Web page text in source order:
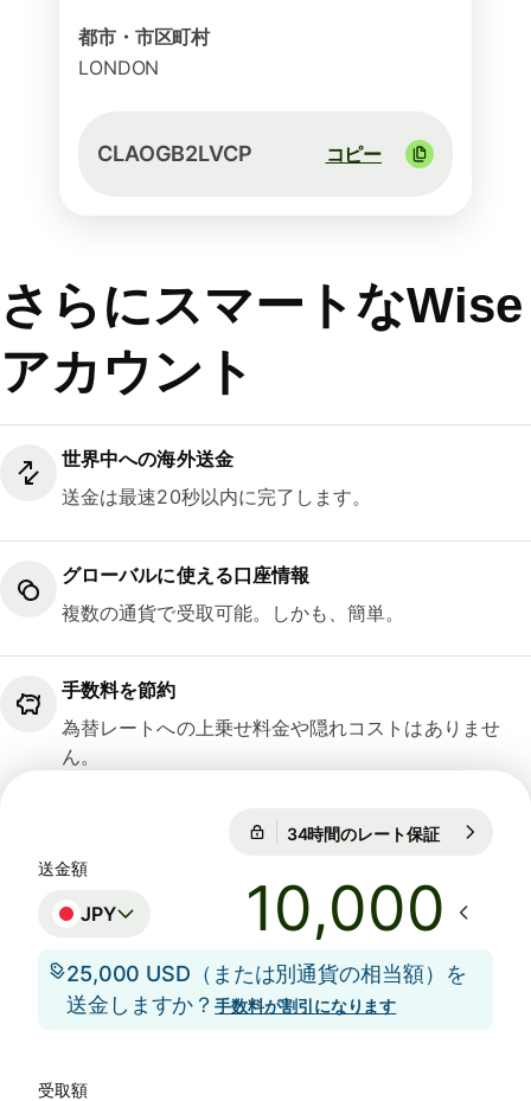
都市・市区町村
LONDON
CLAOGB2LVCP コピー
さらにスマートなWise
アカウント
世界中への海外送金
送金は最速20秒以内に完了します。
グローバルに使える口座情報
複数の通貨で受取可能。しかも、簡単。
手数料を節約
為替レートへの上乗せ料金や隠れコストはありませ
ん。
34時間のレート保証
送金額
JPY
25,000 USD（または別通貨の相当額）を
送金しますか？手数料が割引になります
受取額